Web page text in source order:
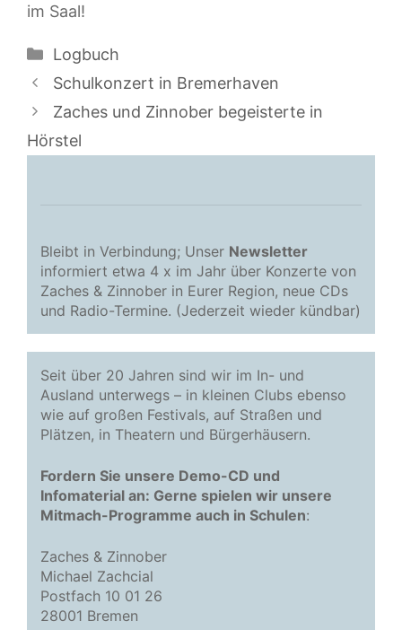
im Saal!
Kategorien
Logbuch
Schulkonzert in Bremerhaven
Zaches und Zinnober begeisterte in
Hörstel
Bleibt in Verbindung; Unser Newsletter
informiert etwa 4 x im Jahr über Konzerte von
Zaches & Zinnober in Eurer Region, neue CDs
und Radio-Termine. (Jederzeit wieder kündbar)
Seit über 20 Jahren sind wir im In- und
Ausland unterwegs – in kleinen Clubs ebenso
wie auf großen Festivals, auf Straßen und
Plätzen, in Theatern und Bürgerhäusern.
Fordern Sie unsere Demo-CD und
Infomaterial an: Gerne spielen wir unsere
Mitmach-Programme auch in Schulen:
Zaches & Zinnober
Michael Zachcial
Postfach 10 01 26
28001 Bremen